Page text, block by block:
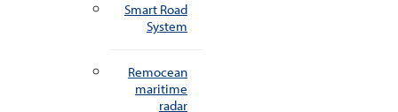
Smart Road
System
Remocean
maritime
radar